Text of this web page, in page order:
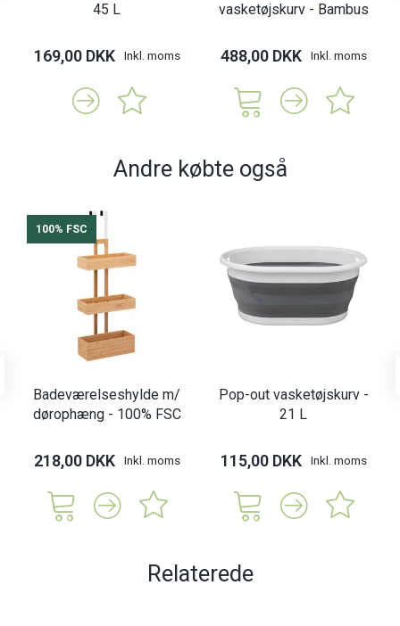
45 L
169,00 DKK Inkl. moms
vasketøjskurv - Bambus
488,00 DKK Inkl. moms
Andre købte også
100% FSC
Badeværelseshylde m/
dørophæng - 100% FSC
218,00 DKK Inkl. moms
Pop-out vasketøjskurv -
21 L
115,00 DKK Inkl. moms
Relaterede